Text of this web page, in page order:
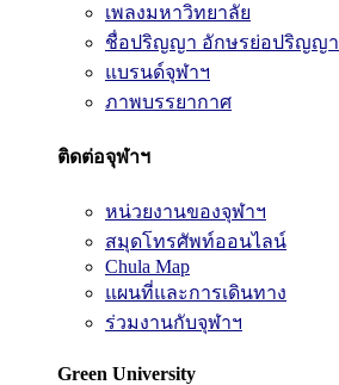
เพลงมหาวิทยาลัย
ชื่อปริญญา อักษรย่อปริญญา
แบรนด์จุฬาฯ
ภาพบรรยากาศ
ติดต่อจุฬาฯ
หน่วยงานของจุฬาฯ
สมุดโทรศัพท์ออนไลน์
Chula Map
แผนที่และการเดินทาง
ร่วมงานกับจุฬาฯ
Green University